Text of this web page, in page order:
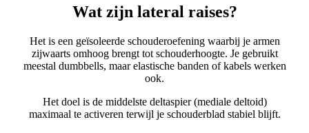
Wat zijn lateral raises?
Het is een geïsoleerde schouderoefening waarbij je armen
zijwaarts omhoog brengt tot schouderhoogte. Je gebruikt
meestal dumbbells, maar elastische banden of kabels werken
ook.
Het doel is de middelste deltaspier (mediale deltoid)
maximaal te activeren terwijl je schouderblad stabiel blijft.